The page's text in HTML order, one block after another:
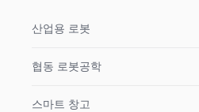
산업용 로봇
협동 로봇공학
스마트 창고